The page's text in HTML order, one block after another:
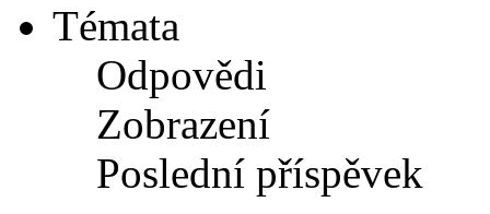
Témata
Odpovědi
Zobrazení
Poslední příspěvek